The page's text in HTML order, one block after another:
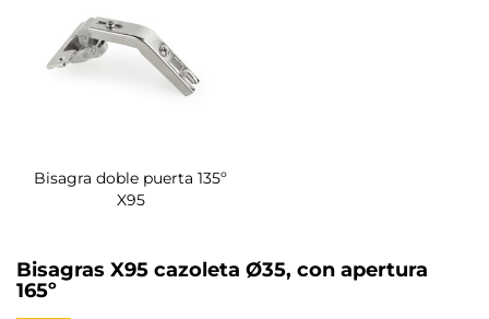
Bisagra doble puerta 135º
X95
Bisagras X95 cazoleta Ø35, con apertura
165º